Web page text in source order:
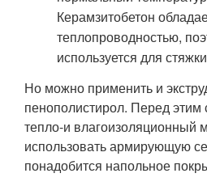
Керамзитобетон
теплопроводностью,
используется для
Но можно применить и
пенополистирол. Перед этим
тепло-и влагоизоляционный
использовать армирующую
понадобится напольное